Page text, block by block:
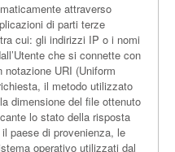
attraverso
di parti terze
cui: gli indirizzi IP o i nomi
che si connette con
URI (Uniform
il metodo utilizzato
dimensione del file ottenuto
lo stato della risposta
paese di provenienza, le
operativo utilizzati dal